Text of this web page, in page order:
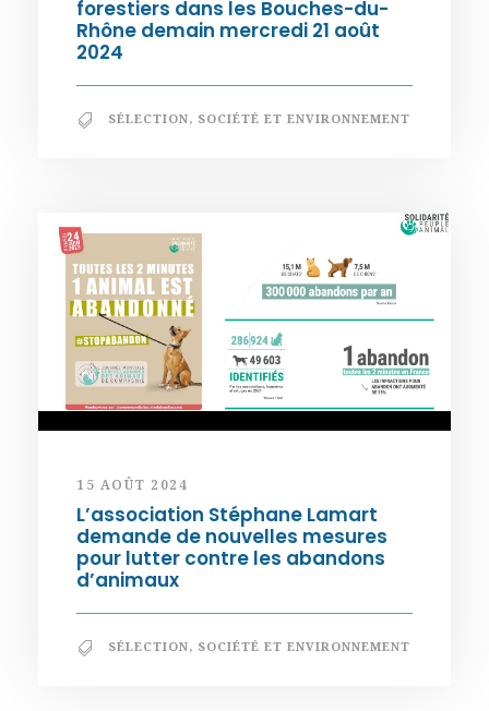
forestiers dans les Bouches-du-
Rhône demain mercredi 21 août
2024
SÉLECTION, SOCIÉTÉ ET ENVIRONNEMENT
15 AOÛT 2024
L’association Stéphane Lamart
demande de nouvelles mesures
pour lutter contre les abandons
d’animaux
SÉLECTION, SOCIÉTÉ ET ENVIRONNEMENT